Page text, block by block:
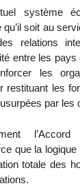
système
qu’il soit au
relations
entre les
les
restituant les
par les
que la
totale des